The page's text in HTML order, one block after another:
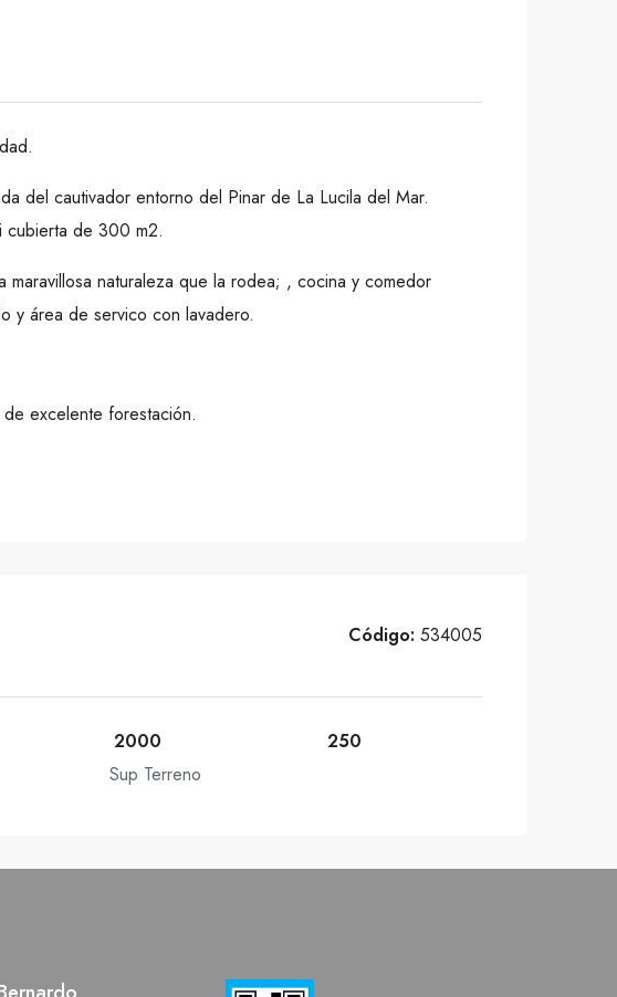
del cautivador entorno del Pinar de La Lucila del Mar.
cubierta de 300 m2.
naturaleza que la rodea; , cocina y comedor
y área de servico con lavadero.
excelente forestación.
Código: 534005
2000
Sup Terreno
250